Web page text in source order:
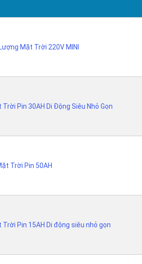
Mặt Trời 220V MINI
Pin 30AH Di Động Siêu Nhỏ Gọn
Trời Pin 50AH
Pin 15AH Di động siêu nhỏ gọn